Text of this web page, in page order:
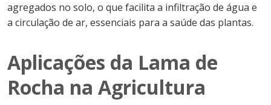
agregados no solo, o que facilita a infiltração de água e
a circulação de ar, essenciais para a saúde das plantas.
Aplicações da Lama de
Rocha na Agricultura